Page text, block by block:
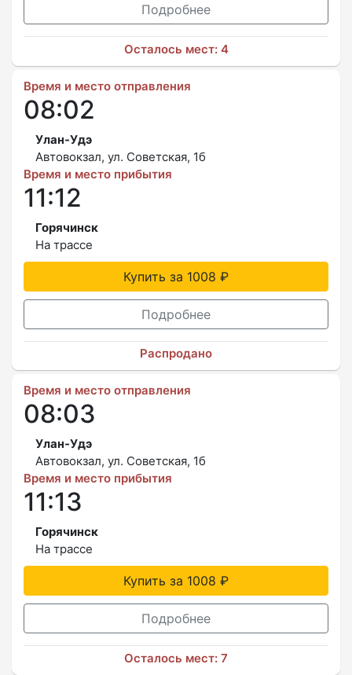
Подробнее
Осталось мест: 4
Время и место отправления
08:02
Улан-Удэ
Автовокзал, ул. Советская, 1б
Время и место прибытия
11:12
Горячинск
На трассе
Купить за 1008 ₽
Подробнее
Распродано
Время и место отправления
08:03
Улан-Удэ
Автовокзал, ул. Советская, 1б
Время и место прибытия
11:13
Горячинск
На трассе
Купить за 1008 ₽
Подробнее
Осталось мест: 7